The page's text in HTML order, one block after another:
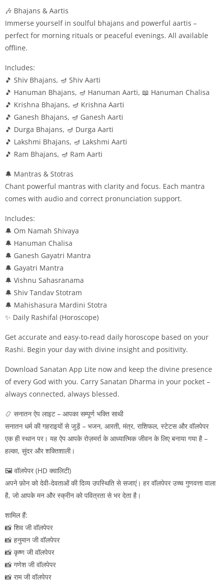
🎶 Bhajans & Aartis
Immerse yourself in soulful bhajans and powerful aartis –
perfect for morning rituals or peaceful evenings. All available
offline.
Includes:
🎵 Shiv Bhajans, 🪔 Shiv Aarti
🎵 Hanuman Bhajans, 🪔 Hanuman Aarti, 📖 Hanuman Chalisa
🎵 Krishna Bhajans, 🪔 Krishna Aarti
🎵 Ganesh Bhajans, 🪔 Ganesh Aarti
🎵 Durga Bhajans, 🪔 Durga Aarti
🎵 Lakshmi Bhajans, 🪔 Lakshmi Aarti
🎵 Ram Bhajans, 🪔 Ram Aarti
🔔 Mantras & Stotras
Chant powerful mantras with clarity and focus. Each mantra
comes with audio and correct pronunciation support.
Includes:
🔔 Om Namah Shivaya
🔔 Hanuman Chalisa
🔔 Ganesh Gayatri Mantra
🔔 Gayatri Mantra
🔔 Vishnu Sahasranama
🔔 Shiv Tandav Stotram
🔔 Mahishasura Mardini Stotra
✨ Daily Rashifal (Horoscope)
Get accurate and easy-to-read daily horoscope based on your
Rashi. Begin your day with divine insight and positivity.
Download Sanatan App Lite now and keep the divine presence
of every God with you. Carry Sanatan Dharma in your pocket –
always connected, always blessed.
📿 सनातन ऐप लाइट – आपका सम्पूर्ण भक्ति साथी
सनातन धर्म की गहराइयों से जुड़ें – भजन, आरती, मंत्र, राशिफल, स्टेटस और वॉलपेपर
एक ही स्थान पर। यह ऐप आपके रोज़मर्रा के आध्यात्मिक जीवन के लिए बनाया गया है –
हल्का, सुंदर और शक्तिशाली।
🖼️ वॉलपेपर (HD क्वालिटी)
अपने फ़ोन को देवी-देवताओं की दिव्य उपस्थिति से सजाएं। हर वॉलपेपर उच्च गुणवत्ता वाला
है, जो आपके मन और स्क्रीन को पवित्रता से भर देता है।
शामिल हैं:
📸 शिव जी वॉलपेपर
📸 हनुमान जी वॉलपेपर
📸 कृष्ण जी वॉलपेपर
📸 गणेश जी वॉलपेपर
📸 राम जी वॉलपेपर